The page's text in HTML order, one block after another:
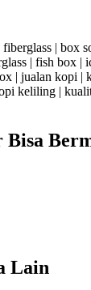
fiberglass | box
| fish box |
| jualan kopi |
keliling |
Bisa
Lain